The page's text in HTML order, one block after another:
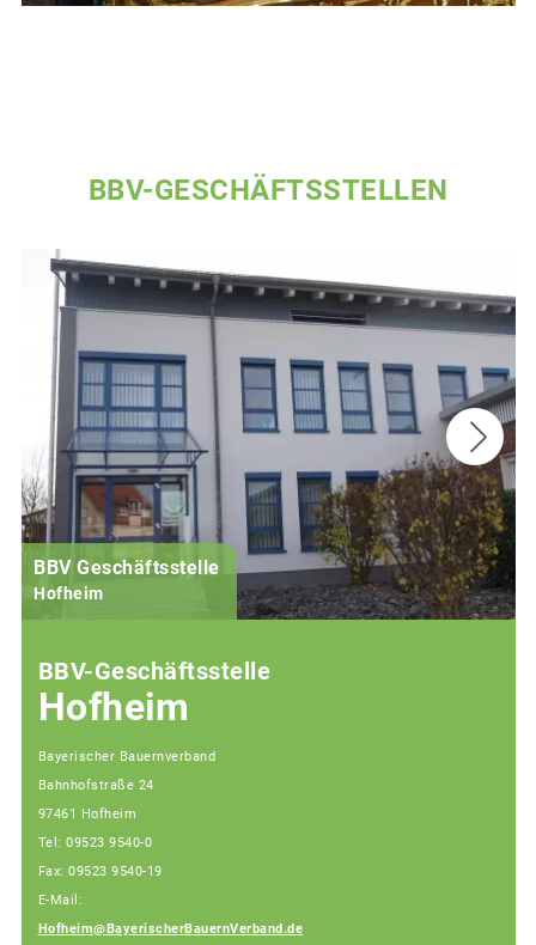
BBV-GESCHÄFTSSTELLEN
BBV Geschäftsstelle
Hofheim
BBV-Geschäftsstelle
Hofheim
Bayerischer Bauernverband
Bahnhofstraße 24
97461 Hofheim
Tel: 09523 9540-0
Fax: 09523 9540-19
E-Mail:
Hofheim@BayerischerBauernVerband.de